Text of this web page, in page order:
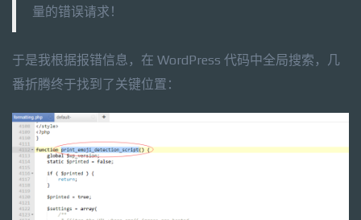
量的错误请求！
于是我根据报错信息，在 WordPress 代码中全局搜索，几
番折腾终于找到了关键位置：